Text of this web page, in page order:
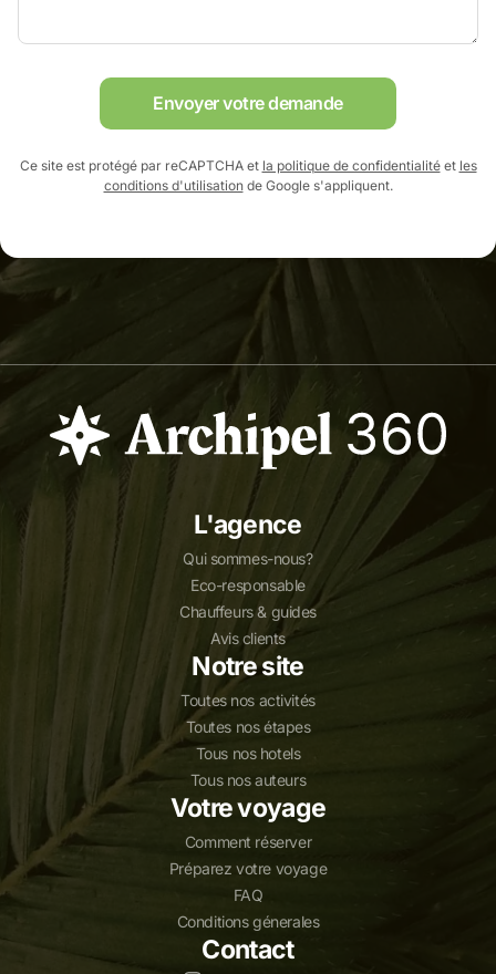
Envoyer votre demande
Ce site est protégé par reCAPTCHA et la politique de confidentialitéet les
conditions d'utilisationde Google s'appliquent.
L'agence
Qui sommes-nous?
Eco-responsable
Chauffeurs & guides
Avis clients
Notre site
Toutes nos activités
Toutes nos étapes
Tous nos hotels
Tous nos auteurs
Votre voyage
Comment réserver
Préparez votre voyage
FAQ
Conditions génerales
Contact